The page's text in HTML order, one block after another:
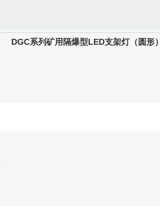
DGC系列矿用隔爆型LED支架灯（圆形）